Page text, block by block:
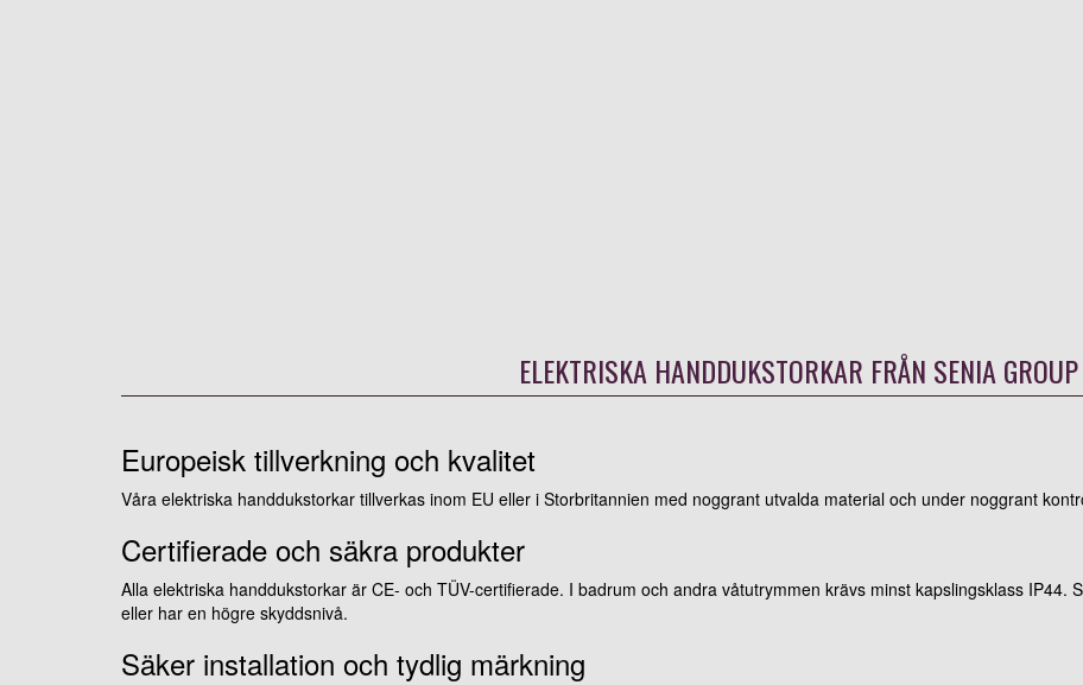
ELEKTRISKA HANDDUKSTORKAR FRÅN SENIA GROUP
Europeisk tillverkning och kvalitet
Våra elektriska handdukstorkar tillverkas inom EU eller i Storbritannien med noggrant utvalda material och under noggrant
Certifierade och säkra produkter
Alla elektriska handdukstorkar är CE- och TÜV-certifierade. I badrum och andra våtutrymmen krävs minst kapslingsklass IP44.
eller har en högre skyddsnivå.
Säker installation och tydlig märkning